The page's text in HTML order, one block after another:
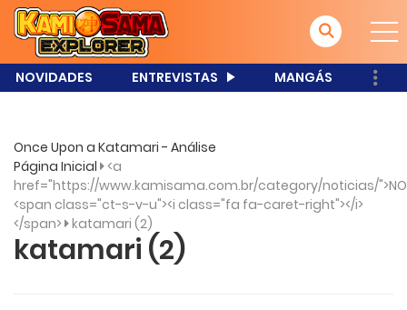
NOVIDADES ENTREVISTAS MANGÁS
Once Upon a Katamari - Análise
Página Inicial <a
href="https://www.kamisama.com.br/category/noticias/
<span class="ct-s-v-u"><i class="fa fa-caret-right"></i>
</span> katamari (2)
katamari (2)